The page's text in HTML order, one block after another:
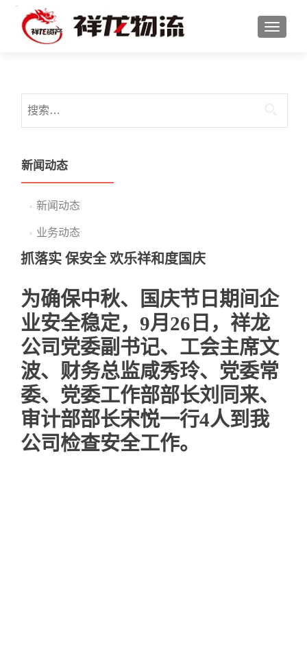
切换导
新闻动态
新闻动态
业务动态
抓落实 保安全 欢乐祥和度国庆
为确保中秋、国庆节日期间企
业安全稳定，9月26日，祥龙
公司党委副书记、工会主席文
波、财务总监咸秀玲、党委常
委、党委工作部部长刘同来、
审计部部长宋悦一行4人到我
公司检查安全工作。